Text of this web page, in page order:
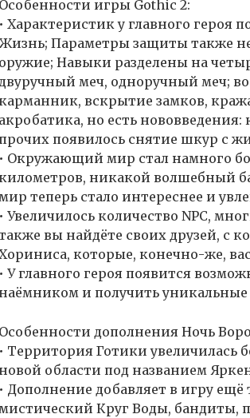
Особенности игры Gothic 2:
• Характеристик у главного героя
Параметры защиты также
оружие; Навыки разделены на
меч, одноручный меч;
вскрытие замков,
акробатика, но есть
появилось снятие шкур с
• Окружающий мир стал намного
никакой волшебный
теперь стало интереснее и
• Увеличилось количество NPC,
вы найдёте своих друзей, с
которые, конечно-же,
• У главного героя появится
и получить
Особенности дополнения Ночь
• Территория Готики увеличилась
области под названием
• Дополнение добавляет в игру
Круг Воды, бандиты,